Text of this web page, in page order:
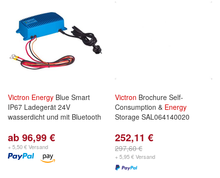
Victron Energy Blue Smart
IP67 Ladegerät 24V
wasserdicht und mit Bluetooth
ab 96,99 €
+ 5,50 € Versand
Victron Brochure Self-
Consumption & Energy
Storage SAL064140020
252,11 €
297,60 €
+ 5,95 € Versand